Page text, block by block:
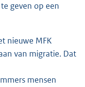
geven op een
nieuwe MFK
van migratie. Dat
mensen